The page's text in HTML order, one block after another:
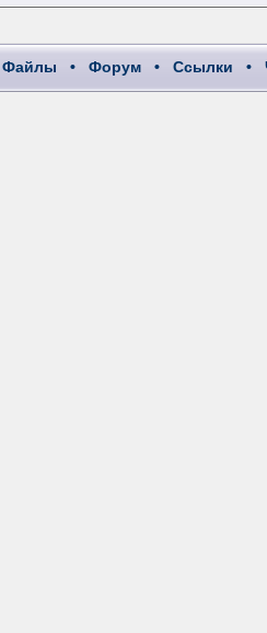
Файлы • Форум • Ссылки •